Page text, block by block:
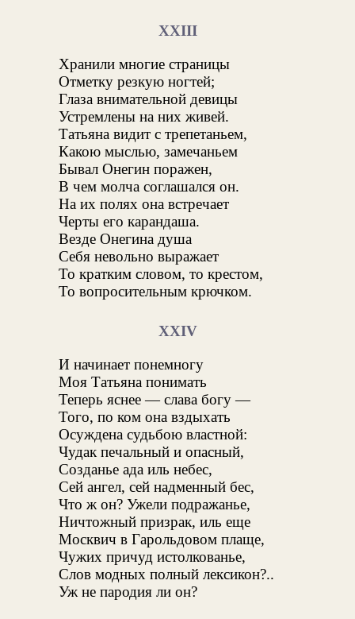
XXIII
Хранили многие страницы
Отметку резкую ногтей;
Глаза внимательной девицы
Устремлены на них живей.
Татьяна видит с трепетаньем,
Какою мыслью, замечаньем
Бывал Онегин поражен,
В чем молча соглашался он.
На их полях она встречает
Черты его карандаша.
Везде Онегина душа
Себя невольно выражает
То кратким словом, то крестом,
То вопросительным крючком.
XXIV
И начинает понемногу
Моя Татьяна понимать
Теперь яснее — слава богу —
Того, по ком она вздыхать
Осуждена судьбою властной:
Чудак печальный и опасный,
Созданье ада иль небес,
Сей ангел, сей надменный бес,
Что ж он? Ужели подражанье,
Ничтожный призрак, иль еще
Москвич в Гарольдовом плаще,
Чужих причуд истолкованье,
Слов модных полный лексикон?..
Уж не пародия ли он?